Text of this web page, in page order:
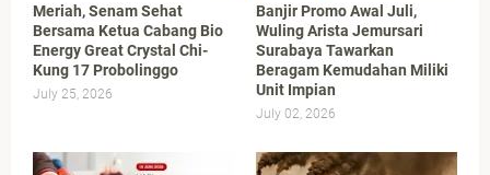
Meriah, Senam Sehat
Bersama Ketua Cabang Bio
Energy Great Crystal Chi-
Kung 17 Probolinggo
July 25, 2026
Banjir Promo Awal Juli,
Wuling Arista Jemursari
Surabaya Tawarkan
Beragam Kemudahan Miliki
Unit Impian
July 02, 2026